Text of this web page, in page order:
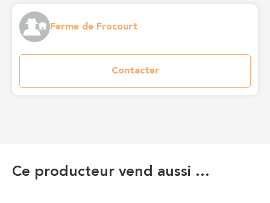
Ferme de Frocourt
Contacter
Ce producteur vend aussi …